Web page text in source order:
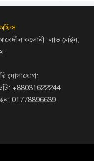
কলোনী, লাভ লেইন,
যোগাযোগ:
+88031622244
01778896639